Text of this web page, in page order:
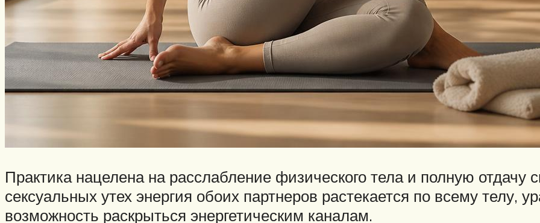
Практика нацелена на расслабление физического тела и полную отдачу
сексуальных утех энергия обоих партнеров растекается по всему телу,
возможность раскрыться энергетическим каналам.